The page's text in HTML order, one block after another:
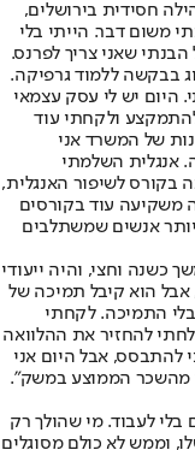
בקהילה חסידית בירושלים,
משום דבר. הייתי בלי
שאני צריך לפרנס.
בבקשה ללמוד גרפיקה.
היום יש לי עסק עצמאי
ולקחתי עוד
של המשרד אני
אנגלית השלמתי
בקורס לשיפור האנגלית,
משקיעה עוד בקורסים
אנשים שמשתלבים
כשנה וחצי, והיה ייעודי
היה 13 אלף שקלים, אבל הוא קיבל תמיכה של
בלי התמיכה. לקחתי
הצלחתי להחזיר את ההלוואה
להתבסס, אבל היום אני
מהשכר הממוצע במשק".
לעבוד. מי שהולך רק
וממש לא כולם מסוגלים